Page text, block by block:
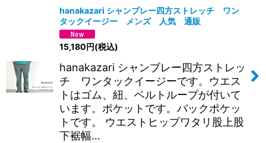
hanakazari シャンブレー四方ストレッチ ワン
タックイージー メンズ 人気 通販
15,180円(税込)
hanakazari シャンブレー四方ストレッ
チ ワンタックイージーです。ウエス
トはゴム、紐、ベルトループが付いて
います。ポケットです。バックポケッ
トです。 ウエストヒップワタリ股上股
下裾幅…